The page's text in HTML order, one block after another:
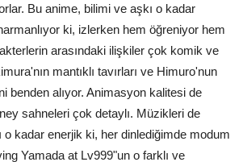
Bu anime, bilimi ve aşkı o kadar
ki, izlerken hem öğreniyor hem
arasındaki ilişkiler çok komik ve
mantıklı tavırları ve Himuro'nun
benden alıyor. Animasyon kalitesi de
sahneleri çok detaylı. Müzikleri de
o kadar enerjik ki, her dinlediğimde modum
Yamada at Lv999"un o farklı ve